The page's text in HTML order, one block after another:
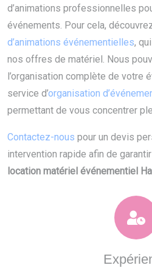
d’animations professionnelles
événements. Pour cela,
d’animations événementielles,
nos offres de matériel. Nous
l’organisation complète de votre
service d’organisation
permettant de vous concentrer
Contactez-nous pour un devis
intervention rapide afin de
location matériel événementiel